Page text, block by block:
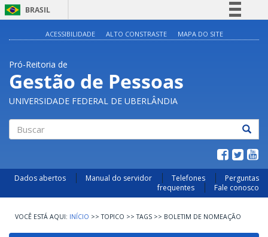
BRASIL
Acesso à informação
Legislação
Canais
ACESSIBILIDADE ALTO CONSTRASTE MAPA DO SITE
Pró-Reitoria de
Gestão de Pessoas
UNIVERSIDADE FEDERAL DE UBERLÂNDIA
Dados abertos Manual do servidor Telefones
Perguntas
frequentes
Fale conosco
INÍCIO >> TOPICO >> TAGS >> BOLETIM DE NOMEAÇÃO